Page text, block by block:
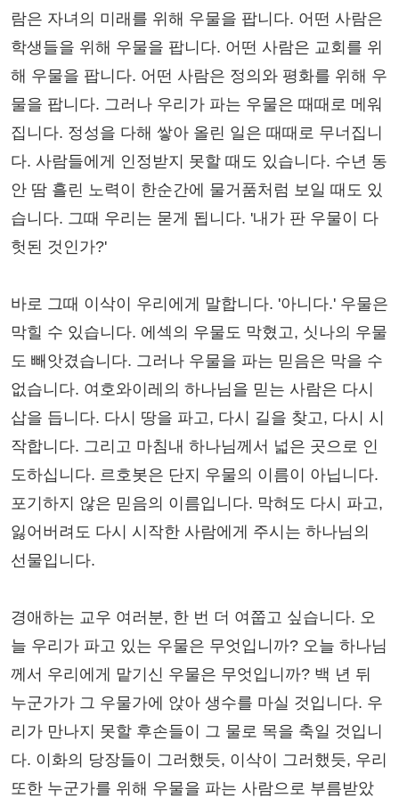
람은 자녀의 미래를 위해 우물을 팝니다. 어떤 사람은
학생들을 위해 우물을 팝니다. 어떤 사람은 교회를 위
해 우물을 팝니다. 어떤 사람은 정의와 평화를 위해 우
물을 팝니다. 그러나 우리가 파는 우물은 때때로 메워
집니다. 정성을 다해 쌓아 올린 일은 때때로 무너집니
다. 사람들에게 인정받지 못할 때도 있습니다. 수년 동
안 땀 흘린 노력이 한순간에 물거품처럼 보일 때도 있
습니다. 그때 우리는 묻게 됩니다. '내가 판 우물이 다
헛된 것인가?'
바로 그때 이삭이 우리에게 말합니다. '아니다.' 우물은
막힐 수 있습니다. 에섹의 우물도 막혔고, 싯나의 우물
도 빼앗겼습니다. 그러나 우물을 파는 믿음은 막을 수
없습니다. 여호와이레의 하나님을 믿는 사람은 다시
삽을 듭니다. 다시 땅을 파고, 다시 길을 찾고, 다시 시
작합니다. 그리고 마침내 하나님께서 넓은 곳으로 인
도하십니다. 르호봇은 단지 우물의 이름이 아닙니다.
포기하지 않은 믿음의 이름입니다. 막혀도 다시 파고,
잃어버려도 다시 시작한 사람에게 주시는 하나님의
선물입니다.
경애하는 교우 여러분, 한 번 더 여쭙고 싶습니다. 오
늘 우리가 파고 있는 우물은 무엇입니까? 오늘 하나님
께서 우리에게 맡기신 우물은 무엇입니까? 백 년 뒤
누군가가 그 우물가에 앉아 생수를 마실 것입니다. 우
리가 만나지 못할 후손들이 그 물로 목을 축일 것입니
다. 이화의 당장들이 그러했듯, 이삭이 그러했듯, 우리
또한 누군가를 위해 우물을 파는 사람으로 부름받았